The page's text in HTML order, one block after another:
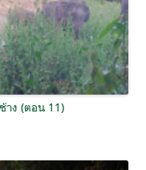
าง (ตอน 11)